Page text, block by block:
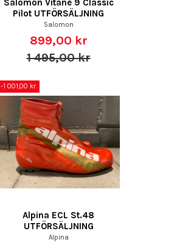
Salomon Vitane 9 Classic
Pilot UTFÖRSÄLJNING
Salomon
899,00 kr
1 495,00 kr
-1 001,00 kr
Alpina ECL St.48
UTFÖRSÄLJNING
Alpina